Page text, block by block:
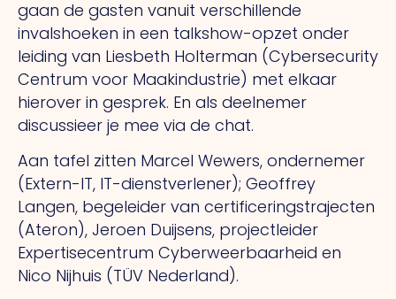
gaan de gasten vanuit verschillende
invalshoeken in een talkshow-opzet onder
leiding van Liesbeth Holterman (Cybersecurity
Centrum voor Maakindustrie) met elkaar
hierover in gesprek. En als deelnemer
discussieer je mee via de chat.
Aan tafel zitten Marcel Wewers, ondernemer
(Extern-IT, IT-dienstverlener); Geoffrey
Langen, begeleider van certificeringstrajecten
(Ateron), Jeroen Duijsens, projectleider
Expertisecentrum Cyberweerbaarheid en
Nico Nijhuis (TÜV Nederland).